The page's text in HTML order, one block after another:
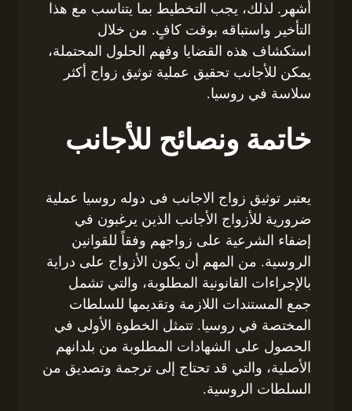
أشهر. لذلك، يجب التخطيط بما يتناسب مع هذا
التأخير واستباقه بوقت كافٍ. من خلال
استكشاف هذه القضايا وفهم الحلول المحتملة،
يمكن للأجانب تحقيق عملية توثيق زواج أكثر
سلاسة في روسيا.
خاتمة ونصائح للأجانب
يعتبر توثيق زواج الاجانب فى دوله روسيا عملية
ضرورية للأزواج الأجانب الذين يرغبون في
إضفاء الشرعية على زواجهم وفقاً للقوانين
الروسية. من المهم أن يكون الأزواج على دراية
بالإجراءات القانونية المطلوبة، والتي تشمل
جمع المستندات اللازمة وتقديمها للسلطات
المختصة في روسيا. تتمثل الخطوة الأولى في
الحصول على الشهادات المطلوبة من بلدانهم
الأصلية، والتي قد تحتاج إلى ترجمة وتصديق من
السلطات الروسية.